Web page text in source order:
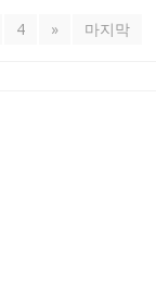
4 » 마지막